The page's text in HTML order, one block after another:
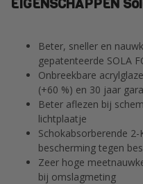
Beter, sneller en
gepatenteerde SOLA
Onbreekbare
(+60 %) en 30 jaar
Beter aflezen bij
lichtplaatje
Schokabsorberende
bescherming tegen
Zeer hoge
bij omslagmeting